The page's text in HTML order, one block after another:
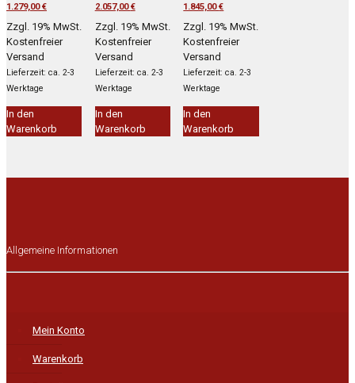
Preis
war:
2.327,00 €
1.279,00€Aktueller
Preis
ist:
Zzgl. 19% MwSt.
Kostenfreier
Versand
Lieferzeit: ca. 2-3
Werktage
In den
Warenkorb
Preis
war:
3.740,00 €
2.057,00€Aktueller
Preis
ist:
Zzgl. 19% MwSt.
Kostenfreier
Versand
Lieferzeit: ca. 2-3
Werktage
In den
Warenkorb
Preis
war:
3.355,00 €
1.845,00€Aktueller
Preis
ist:
Zzgl. 19% MwSt.
Kostenfreier
Versand
Lieferzeit: ca. 2-3
Werktage
In den
Warenkorb
Allgemeine Informationen
Mein Konto
Warenkorb